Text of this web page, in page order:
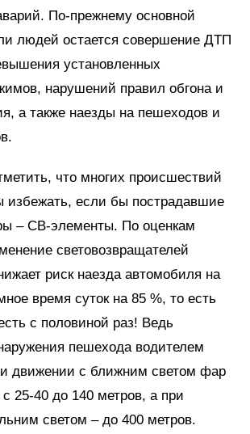
По-прежнему основной
людей остается совершение ДТП
установленных
нарушений правил обгона и
а также наезды на пешеходов и
что многих происшествий
если бы пострадавшие
– СВ-элементы. По оценкам
световозвращателей
риск наезда автомобиля на
время суток на 85 %, то есть
с половиной раз! Ведь
пешехода водителем
движении с ближним светом фар
25-40 до 140 метров, а при
светом – до 400 метров.